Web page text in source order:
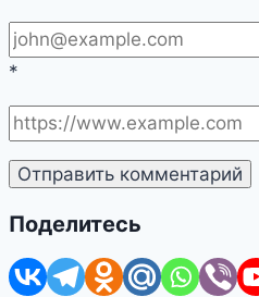
*
Поделитесь